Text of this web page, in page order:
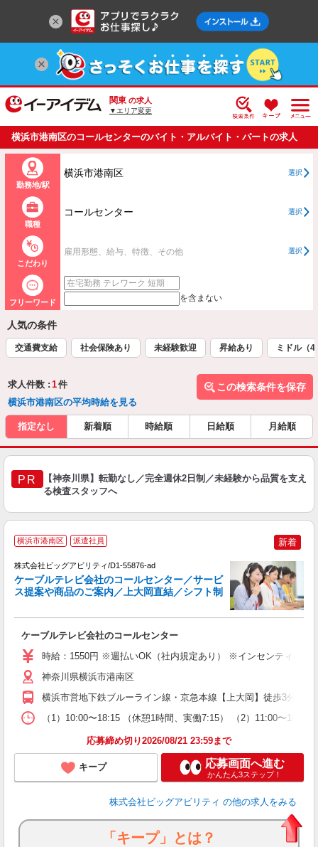
関東 の求人
▼エリア変更
横浜市港南区のコールセンターのバイト・アルバイト・パートの求人
情報一覧
勤務地/駅
横浜市港南区 選択
職種
コールセンター 選択
こだわり
雇用形態、給与、特徴、その他 選択
フリーワード を含まない
人気の条件
交通費支給 社会保険あり 未経験歓迎 昇給あり ミドル（
求人件数 : 1件
横浜市港南区の平均時給を見る
この検索条件を保存
指定なし 新着順 時給順 日給順 月給順
PR
【神奈川県】転勤なし／完全週休2日制／未経験から品質を支え
る検査スタッフへ
横浜市港南区 派遣社員 新着
株式会社ビッグアビリティ/D1-55876-ad
ケーブルテレビ会社のコールセンター／サービ
ス提案や商品のご案内／上大岡直結／シフト制
ケーブルテレビ会社のコールセンター
時給：1550円 ※週払いOK（社内規定あり） ※インセンティブあ
神奈川県横浜市港南区
横浜市営地下鉄ブルーライン線・京急本線【上大岡】徒歩3分
（1）10:00〜18:15 （休憩1時間、実働7:15） （2）11:00〜
応募締め切り2026/08/21 23:59まで
キープ 応募画面へ進む
かんたん3ステップ！
株式会社ビッグアビリティ の他の求人をみる
「キープ」とは？